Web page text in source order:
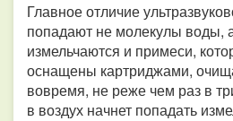
Главное отличие
попадают не молекулы воды,
измельчаются и примеси,
оснащены картриджами,
вовремя, не реже чем раз в
в воздух начнет попадать